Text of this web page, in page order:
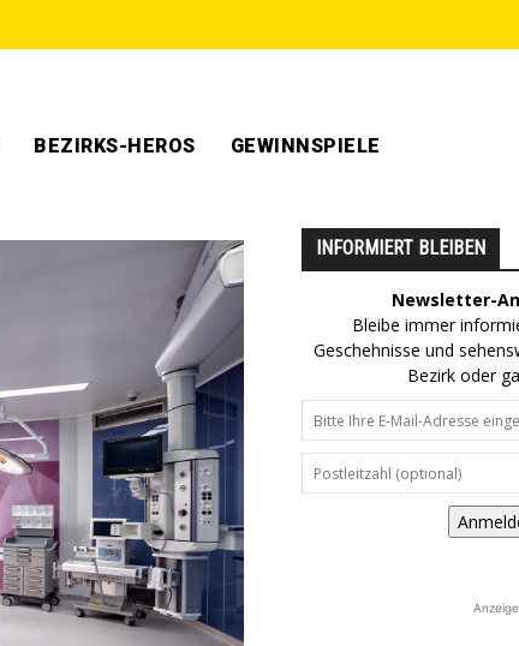
BEZIRKS-HEROS GEWINNSPIELE
INFORMIERT BLEIBEN
Newsletter-
Bleibe immer
Geschehnisse und
Bezirk oder
Anzeige